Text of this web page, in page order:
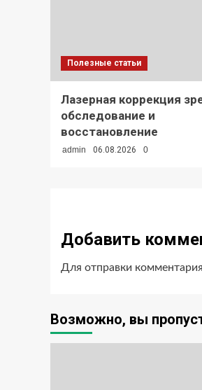
Полезные статьи
Лазерная коррекция
обследование и
восстановление
admin 06.08.2026 0
Добавить
Для отправки
Возможно, вы